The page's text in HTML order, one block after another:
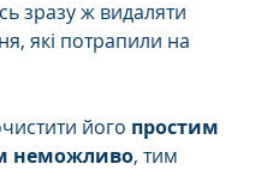
зразу ж видаляти
які потрапили на
його простим
неможливо, тим